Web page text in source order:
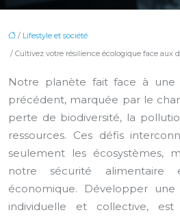
/ Lifestyle et société
/ Cultivez votre résilience écologique face aux
Notre planète fait face à une
précédent, marquée par le
perte de biodiversité, la
ressources. Ces défis
seulement les écosystèmes,
notre sécurité alimentaire
économique. Développer une
individuelle et collective,